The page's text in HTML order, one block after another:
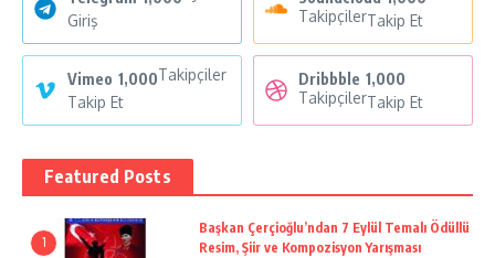
Giriş
TakipçilerTakip Et
Vimeo 1,000Takipçiler
Takip Et
Dribbble 1,000
TakipçilerTakip Et
Featured Posts
1
Başkan Çerçioğlu’ndan 7 Eylül Temalı Ödüllü
Resim, Şiir ve Kompozisyon Yarışması